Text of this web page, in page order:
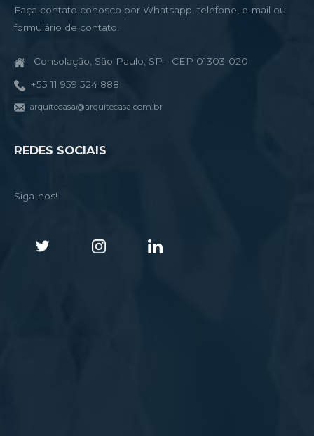
Faça contato conosco por Whatsapp, telefone, e-mail ou
formulário de contato.
Consolação, São Paulo, SP - CEP 01303-020
+55 11 959 524 888
arquitecasa@arquitecasa.com.br
REDES SOCIAIS
Siga-nos!